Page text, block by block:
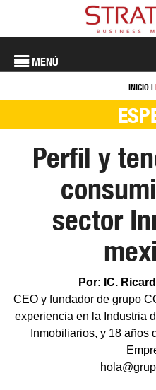
MENÚ
INICIO |
Perfil y
sector
Por: IC.
CEO y fundador de grupo
experiencia en la Industria
Inmobiliarios, y 18 años